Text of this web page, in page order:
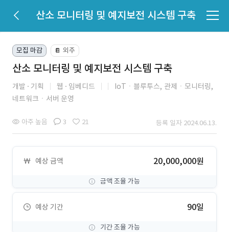
산소 모니터링 및 예지보전 시스템 구축
모집 마감 📔 외주
산소 모니터링 및 예지보전 시스템 구축
개발 기획 웹 임베디드 IoTㆍ블루투스, 관제ㆍ모니터링,
네트워크ㆍ서버 운영
아주 높음 3 21 등록 일자 2024.06.13.
예상 금액 20,000,000원
금액 조율 가능
예상 기간 90일
기간 조율 가능